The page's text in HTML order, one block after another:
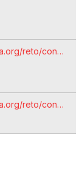
reto/con…
reto/con…